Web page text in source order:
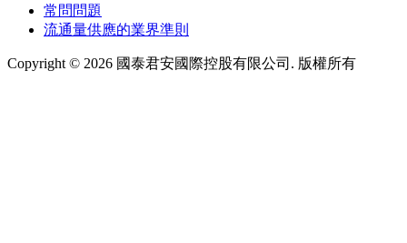
常問問題
流通量供應的業界準則
Copyright © 2026 國泰君安國際控股有限公司. 版權所有